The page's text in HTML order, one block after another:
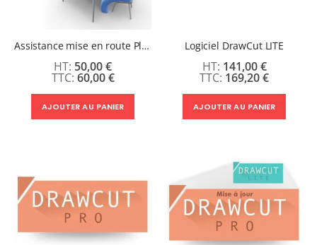
Assistance mise en route Plotter de découpe (A distance)
60,00 €
50,00 €
AJOUTER AU PANIER
Logiciel DrawCut LITE
169,20 €
141,00 €
AJOUTER AU PANIER